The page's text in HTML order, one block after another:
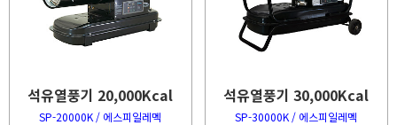
석유열풍기 20,000Kcal
SP-20000K / 에스피일레멕
석유열풍기 30,000Kcal
SP-30000K / 에스피일레멕